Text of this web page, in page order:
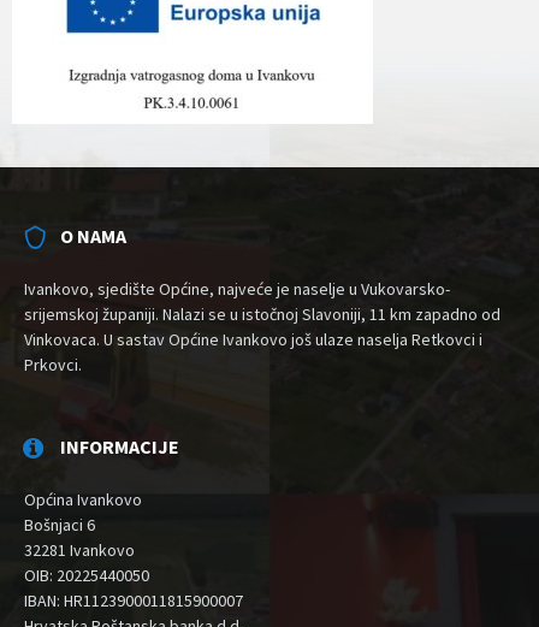
O NAMA
Ivankovo, sjedište Općine, najveće je naselje u Vukovarsko-
srijemskoj županiji. Nalazi se u istočnoj Slavoniji, 11 km zapadno od
Vinkovaca. U sastav Općine Ivankovo još ulaze naselja Retkovci i
Prkovci.
INFORMACIJE
Općina Ivankovo
Bošnjaci 6
32281 Ivankovo
OIB: 20225440050
IBAN: HR1123900011815900007